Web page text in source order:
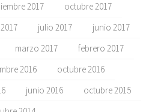
2017
octubre 2017
julio 2017
junio 2017
marzo 2017
febrero 2017
2016
octubre 2016
junio 2016
octubre 2015